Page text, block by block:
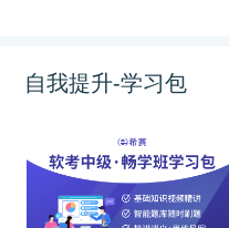
自我提升-学习包